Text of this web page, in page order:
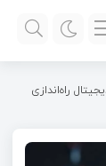
راه‌اندازی